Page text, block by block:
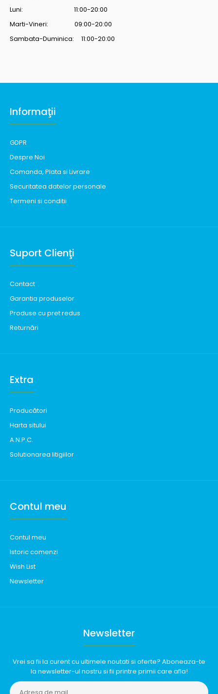
Luni: 11:00-20:00
Marti-Vineri: 09:00-20:00
Sambata-Duminica: 11:00-20:00
Informaţii
GDPR
Despre Noi
Comanda, Plata si Livrare
Securitatea datelor personale
Termeni si conditii
Suport Clienţi
Contact
Garantia produselor
Produse cu pret redus
Returnări
Extra
Producători
Harta sitului
A.N.P.C.
Solutionarea litigiilor
Contul meu
Contul meu
Istoric comenzi
Wish List
Newsletter
Newsletter
Vrei sa fii la curent cu ultimele noutati si oferte? Aboneaza-te
la newsletter-ul nostru si fii printre primii care afla!